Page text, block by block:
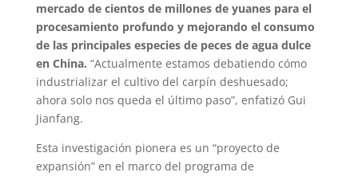
mercado de cientos de millones de yuanes para el
procesamiento profundo y mejorando el consumo
de las principales especies de peces de agua dulce
en China. “Actualmente estamos debatiendo cómo
industrializar el cultivo del carpín deshuesado;
ahora solo nos queda el último paso”, enfatizó Gui
Jianfang.
Esta investigación pionera es un “proyecto de
expansión” en el marco del programa de